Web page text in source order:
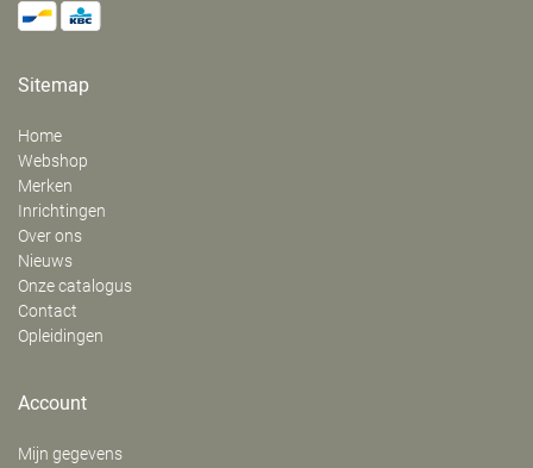
Sitemap
Home
Webshop
Merken
Inrichtingen
Over ons
Nieuws
Onze catalogus
Contact
Opleidingen
Account
Mijn gegevens